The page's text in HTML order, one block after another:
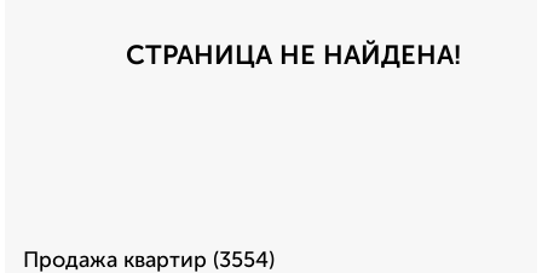
СТРАНИЦА НЕ НАЙДЕНА!
Продажа квартир (3554)